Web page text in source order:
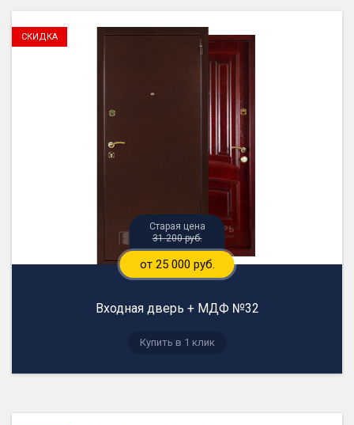
31 200 руб.
от 25 000 руб.
Входная дверь + МДФ №32
Купить в 1 клик